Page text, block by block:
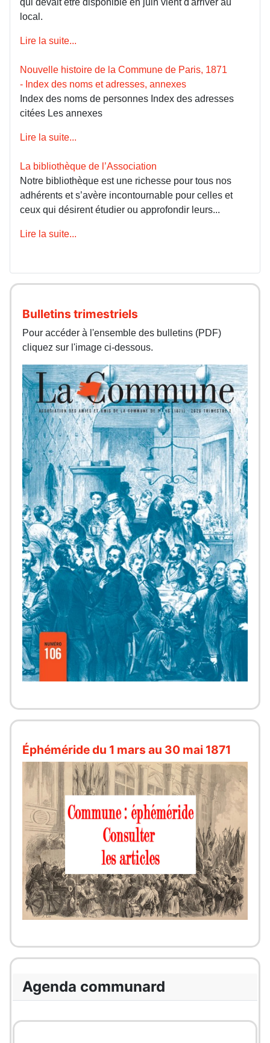
qui devait être disponible en juin vient d'arriver au
local.
Lire la suite...
Nouvelle histoire de la Commune de Paris, 1871
- Index des noms et adresses, annexes
Index des noms de personnes Index des adresses
citées Les annexes
Lire la suite...
La bibliothèque de l’Association
Notre bibliothèque est une richesse pour tous nos
adhérents et s’avère incontournable pour celles et
ceux qui désirent étudier ou approfondir leurs...
Lire la suite...
Bulletins trimestriels
Pour accéder à l'ensemble des bulletins (PDF)
cliquez sur l'image ci-dessous.
Éphéméride du 1 mars au 30 mai 1871
Agenda communard